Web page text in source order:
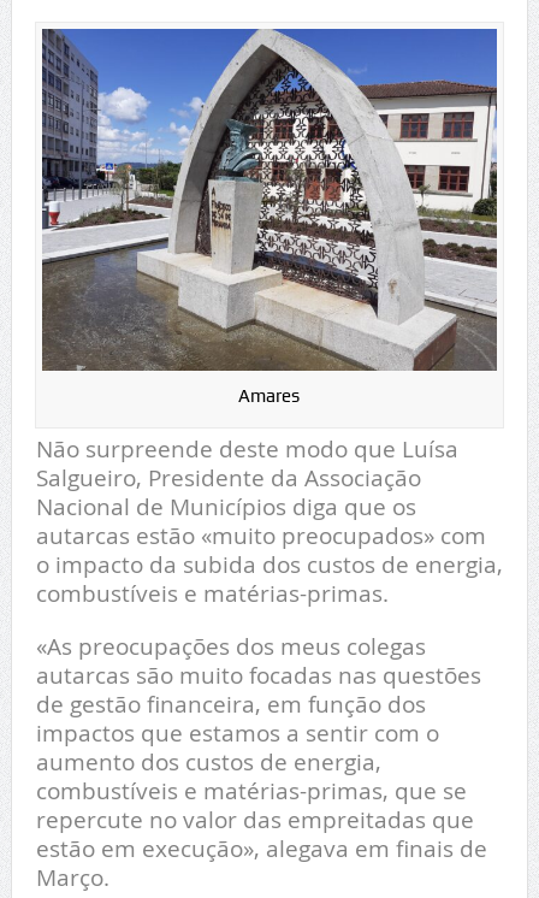
Amares
Não surpreende deste modo que Luísa
Salgueiro, Presidente da Associação
Nacional de Municípios diga que os
autarcas estão «muito preocupados» com
o impacto da subida dos custos de energia,
combustíveis e matérias-primas.
«As preocupações dos meus colegas
autarcas são muito focadas nas questões
de gestão financeira, em função dos
impactos que estamos a sentir com o
aumento dos custos de energia,
combustíveis e matérias-primas, que se
repercute no valor das empreitadas que
estão em execução», alegava em finais de
Março.